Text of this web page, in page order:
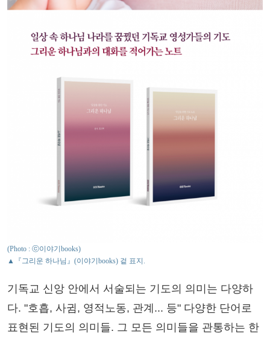
(Photo : ⓒ이야기books)
▲『그리운 하나님』(이야기books) 겉 표지.
기독교 신앙 안에서 서술되는 기도의 의미는 다양하
다. "호흡, 사귐, 영적노동, 관계... 등" 다양한 단어로
표현된 기도의 의미들. 그 모든 의미들을 관통하는 한